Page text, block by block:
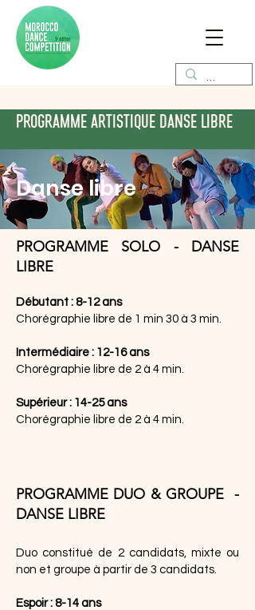
PROGRAMME ARTISTIQUE DANSE LIBRE
Danse libre
PROGRAMME SOLO - DANSE
LIBRE
Débutant : 8-12 ans
Chorégraphie libre de 1 min 30 à 3 min.
Intermédiaire : 12-16 ans
Chorégraphie libre de 2 à 4 min.
Supérieur : 14-25 ans
Chorégraphie libre de 2 à 4 min.
PROGRAMME DUO & GROUPE -
DANSE LIBRE
Duo constitué de 2 candidats, mixte ou
non et groupe à partir de 3 candidats.
Espoir : 8-14 ans